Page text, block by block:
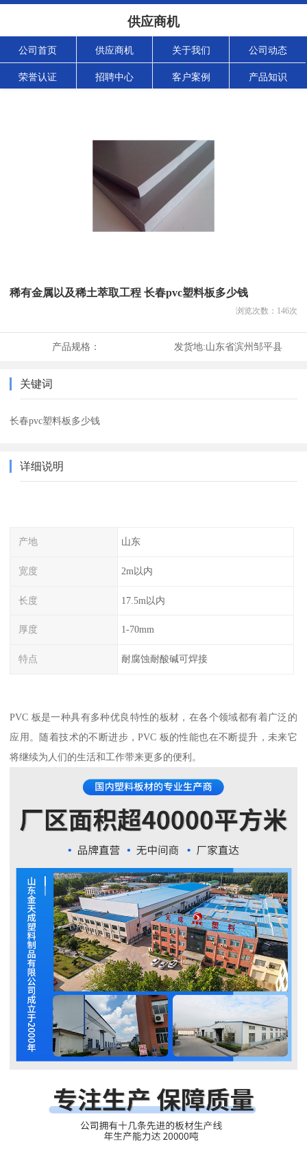
供应商机
公司首页 供应商机 关于我们 公司动态
荣誉认证 招聘中心 客户案例 产品知识
稀有金属以及稀土萃取工程 长春pvc塑料板多少钱
浏览次数： 146次
产品规格： 发货地:山东省滨州邹平县
关键词
长春pvc塑料板多少钱
详细说明
产地 山东
宽度 2m以内
长度 17.5m以内
厚度 1-70mm
特点 耐腐蚀耐酸碱可焊接
PVC 板是一种具有多种优良特性的板材，在各个领域都有着广泛的
应用。随着技术的不断进步，PVC 板的性能也在不断提升，未来它
将继续为人们的生活和工作带来更多的便利。